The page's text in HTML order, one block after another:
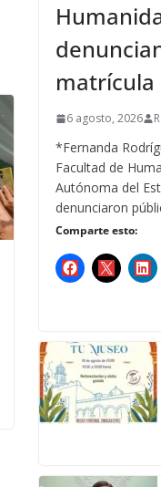
matrícula
6 agosto, 2026
*Fernanda
Facultad de
Autónoma del
denunciaron
Comparte esto: